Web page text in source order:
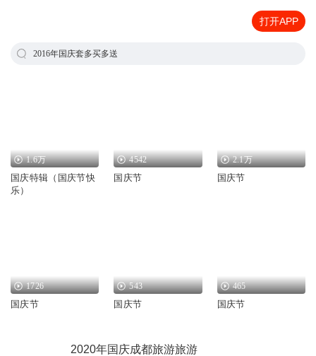
打开APP
2016年国庆套多买多送
1.6万
国庆特辑（国庆节快
乐）
4542
国庆节
2.1万
国庆节
1726
国庆节
543
国庆节
465
国庆节
2020年国庆成都旅游旅游